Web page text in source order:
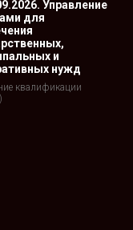
Управление
для
и
нужд
квалификации